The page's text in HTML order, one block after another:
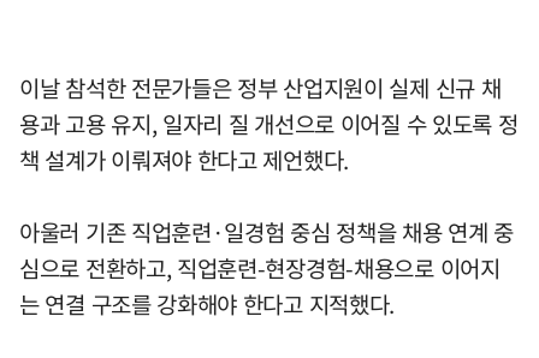
이날 참석한 전문가들은 정부 산업지원이 실제 신규 채
용과 고용 유지, 일자리 질 개선으로 이어질 수 있도록 정
책 설계가 이뤄져야 한다고 제언했다.
아울러 기존 직업훈련·일경험 중심 정책을 채용 연계 중
심으로 전환하고, 직업훈련-현장경험-채용으로 이어지
는 연결 구조를 강화해야 한다고 지적했다.